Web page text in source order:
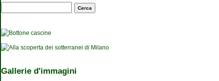
Maschera di ricerca
Gallerie d'immagini